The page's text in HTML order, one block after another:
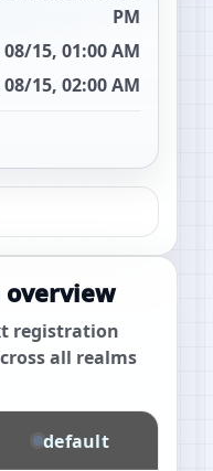
PM
15, 01:00 AM
15, 02:00 AM
registration
all realms
default